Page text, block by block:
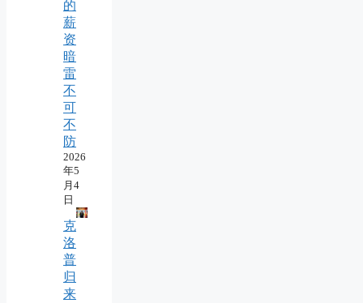
的
薪
资
暗
雷
不
可
不
防
2026
年5
月4
日
克
洛
普
归
来